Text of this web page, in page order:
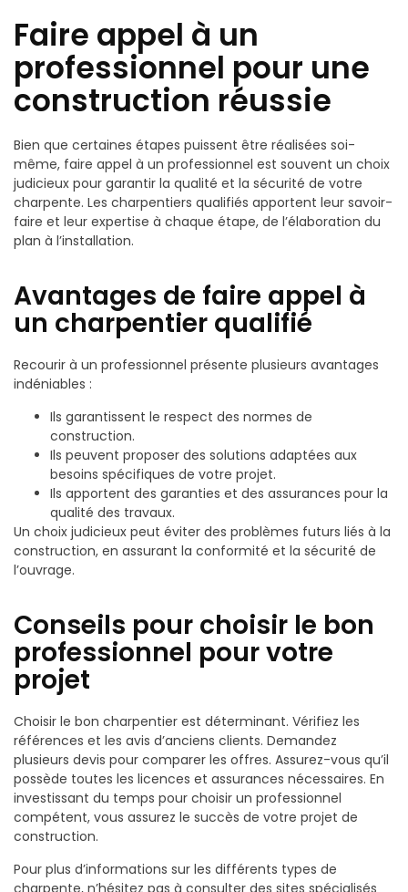
Faire appel à un
professionnel pour une
construction réussie
Bien que certaines étapes puissent être réalisées soi-
même, faire appel à un professionnel est souvent un choix
judicieux pour garantir la qualité et la sécurité de votre
charpente. Les charpentiers qualifiés apportent leur savoir-
faire et leur expertise à chaque étape, de l’élaboration du
plan à l’installation.
Avantages de faire appel à
un charpentier qualifié
Recourir à un professionnel présente plusieurs avantages
indéniables :
Ils garantissent le respect des normes de
construction.
Ils peuvent proposer des solutions adaptées aux
besoins spécifiques de votre projet.
Ils apportent des garanties et des assurances pour la
qualité des travaux.
Un choix judicieux peut éviter des problèmes futurs liés à la
construction, en assurant la conformité et la sécurité de
l’ouvrage.
Conseils pour choisir le bon
professionnel pour votre
projet
Choisir le bon charpentier est déterminant. Vérifiez les
références et les avis d’anciens clients. Demandez
plusieurs devis pour comparer les offres. Assurez-vous qu’il
possède toutes les licences et assurances nécessaires. En
investissant du temps pour choisir un professionnel
compétent, vous assurez le succès de votre projet de
construction.
Pour plus d’informations sur les différents types de